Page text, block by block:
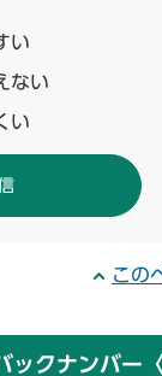
い
ない
い
この
ックナンバー